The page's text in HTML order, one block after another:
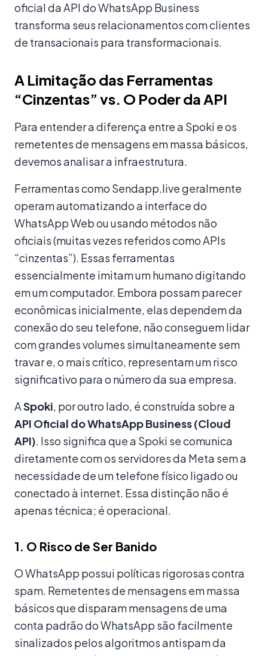
oficial da API do WhatsApp Business
transforma seus relacionamentos com clientes
de transacionais para transformacionais.
A Limitação das Ferramentas
“Cinzentas” vs. O Poder da API
Para entender a diferença entre a Spoki e os
remetentes de mensagens em massa básicos,
devemos analisar a infraestrutura.
Ferramentas como Sendapp.live geralmente
operam automatizando a interface do
WhatsApp Web ou usando métodos não
oficiais (muitas vezes referidos como APIs
“cinzentas”). Essas ferramentas
essencialmente imitam um humano digitando
em um computador. Embora possam parecer
econômicas inicialmente, elas dependem da
conexão do seu telefone, não conseguem lidar
com grandes volumes simultaneamente sem
travar e, o mais crítico, representam um risco
significativo para o número da sua empresa.
ASpoki, por outro lado, é construída sobre a
API Oficial do WhatsApp Business (Cloud
API). Isso significa que a Spoki se comunica
diretamente com os servidores da Meta sem a
necessidade de um telefone físico ligado ou
conectado à internet. Essa distinção não é
apenas técnica; é operacional.
1. O Risco de Ser Banido
O WhatsApp possui políticas rigorosas contra
spam. Remetentes de mensagens em massa
básicos que disparam mensagens de uma
conta padrão do WhatsApp são facilmente
sinalizados pelos algoritmos antispam da